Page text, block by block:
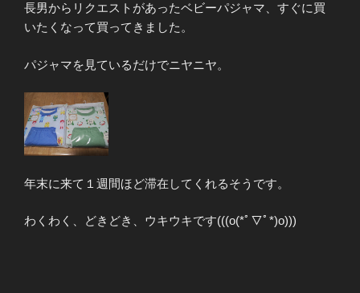
長男からリクエストがあったベビーパジャマ、すぐに買
いたくなって買ってきました。
パジャマを見ているだけでニヤニヤ。
年末に来て１週間ほど滞在してくれるそうです。
わくわく、どきどき、ウキウキです(((o(*ﾟ▽ﾟ*)o)))